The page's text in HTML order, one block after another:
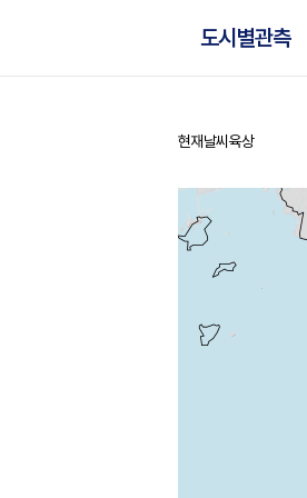
도시별관측
홈
현재날씨 육상